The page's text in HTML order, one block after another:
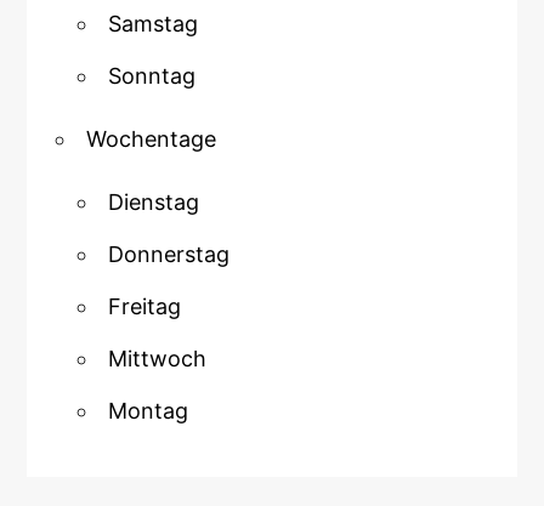
Samstag
Sonntag
Wochentage
Dienstag
Donnerstag
Freitag
Mittwoch
Montag